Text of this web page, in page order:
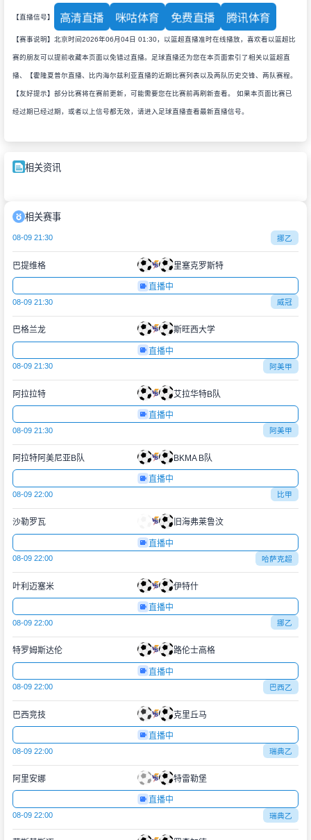
【直播信号】 高清直播 咪咕体育 免费直播 腾讯体育
【赛事说明】北京时间2026年06月04日 01:30，以篮超直播准时在线播放，喜欢看以篮超比
赛的朋友可以提前收藏本页面以免错过直播。足球直播还为您在本页面索引了相关以篮超直
播、【霍隆夏普尔直播、比内海尔兹利亚直播的近期比赛列表以及两队历史交锋、两队赛程。
【友好提示】部分比赛将在赛前更新，可能需要您在比赛前再刷新查看。 如果本页面比赛已
经过期已经过期，或者以上信号都无效，请进入足球直播查看最新直播信号。
相关资讯
相关赛事
08-09 21:30 挪乙
巴提维格 里塞克罗斯特
直播中
08-09 21:30 威冠
巴格兰龙 斯旺西大学
直播中
08-09 21:30 阿美甲
阿拉拉特 艾拉华特B队
直播中
08-09 21:30 阿美甲
阿拉特阿美尼亚B队 BKMA B队
直播中
08-09 22:00 比甲
沙勒罗瓦 旧海弗莱鲁汶
直播中
08-09 22:00 哈萨克超
叶利迈塞米 伊特什
直播中
08-09 22:00 挪乙
特罗姆斯达伦 路伦士高格
直播中
08-09 22:00 巴西乙
巴西竞技 克里丘马
直播中
08-09 22:00 瑞典乙
阿里安娜 特雷勒堡
直播中
08-09 22:00 瑞典乙